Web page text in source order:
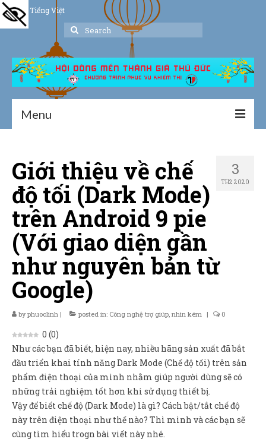
Tiếng Việt
Search
Menu
Giới thiệu
Hoạt động
Thư viện
Dịch vụ hỗ trợ
Sản Phẩm
Giúp đỡ
Liên hệ
3
TH2 2020
Giới thiệu về chế
độ tối (Dark Mode)
trên Android 9 pie
(Với giao diện gần
như nguyên bản từ
Google)
byphuoclinh | posted in: Công nghệ trợ giúp, nhìn kém | 0
0 (0)
Như các bạn đã biết, hiện nay, nhiều hãng sản xuất đã bắt
đầu triển khai tính năng Dark Mode (Chế độ tối) trên sản
phẩm điện thoại của mình nhằm giúp người dùng sẽ có
những trải nghiệm tốt hơn khi sử dụng thiết bị.
Vậy để biết chế độ (Dark Mode) là gì? Cách bật/tắt chế độ
này trên điện thoại như thế nào? Thì mình và các bạn sẽ
cùng tìm hiểu trogn bài viết này nhé.